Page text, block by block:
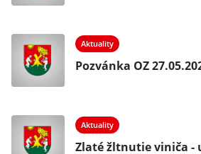
Aktuality
Pozvánka OZ
Aktuality
Zlaté žltnutie viniča -